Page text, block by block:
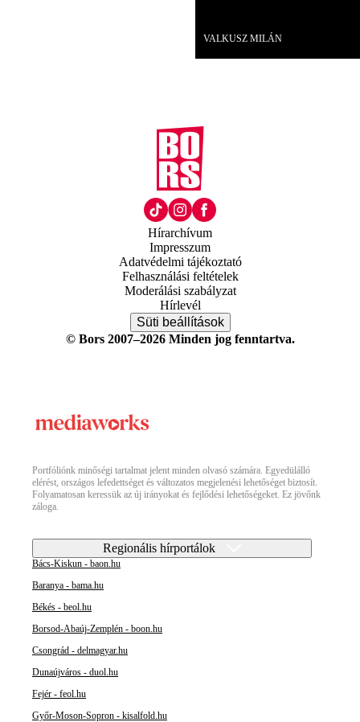
VALKUSZ MILÁN
Hírarchívum
Impresszum
Adatvédelmi tájékoztató
Felhasználási feltételek
Moderálási szabályzat
Hírlevél
Süti beállítások
© Bors 2007–2026 Minden jog fenntartva.
Portfóliónk minőségi tartalmat jelent minden olvasó számára. Egyedülálló
elérést, országos lefedettséget és változatos megjelenési lehetőséget biztosít.
Folyamatosan keressük az új irányokat és fejlődési lehetőségeket. Ez jövőnk
záloga.
Regionális hírportálok
Bács-Kiskun - baon.hu
Baranya - bama.hu
Békés - beol.hu
Borsod-Abaúj-Zemplén - boon.hu
Csongrád - delmagyar.hu
Dunaújváros - duol.hu
Fejér - feol.hu
Győr-Moson-Sopron - kisalfold.hu